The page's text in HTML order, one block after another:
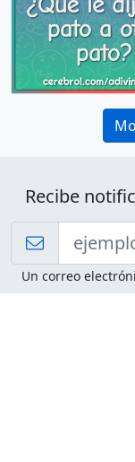
Recibe
Un correo